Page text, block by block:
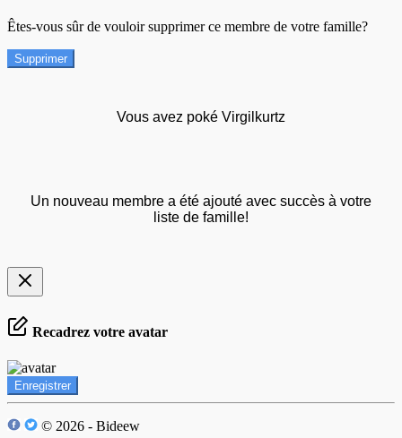
Êtes-vous sûr de vouloir supprimer ce membre de votre famille?
Supprimer
Vous avez poké Virgilkurtz
Un nouveau membre a été ajouté avec succès à votre
liste de famille!
Recadrez votre avatar
Enregistrer
© 2026 - Bideew